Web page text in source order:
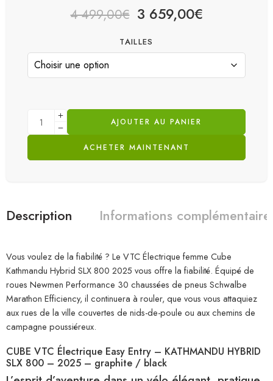
4 499,00€ 3 659,00€
TAILLES
AJOUTER AU PANIER
ACHETER MAINTENANT
Description Informations
Vous voulez de la fiabilité ? Le VTC Électrique femme Cube
Kathmandu Hybrid SLX 800 2025 vous offre la fiabilité. Équipé de
roues Newmen Performance 30 chaussées de pneus Schwalbe
Marathon Efficiency, il continuera à rouler, que vous vous attaquiez
aux rues de la ville couvertes de nids-de-poule ou aux chemins de
campagne poussiéreux.
CUBE VTC Électrique Easy Entry – KATHMANDU HYBRID
SLX 800 – 2025 – graphite / black